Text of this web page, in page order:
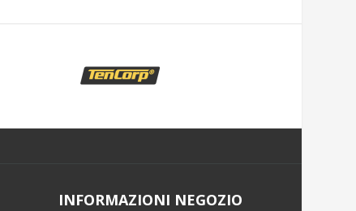
INFORMAZIONI NEGOZIO